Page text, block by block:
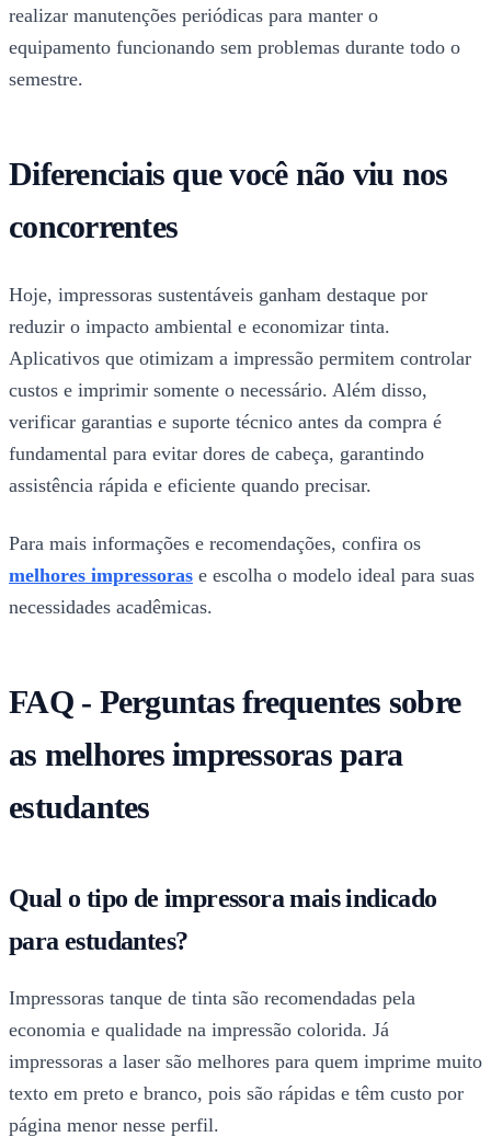
realizar manutenções periódicas para manter o
equipamento funcionando sem problemas durante todo o
semestre.
Diferenciais que você não viu nos
concorrentes
Hoje, impressoras sustentáveis ganham destaque por
reduzir o impacto ambiental e economizar tinta.
Aplicativos que otimizam a impressão permitem controlar
custos e imprimir somente o necessário. Além disso,
verificar garantias e suporte técnico antes da compra é
fundamental para evitar dores de cabeça, garantindo
assistência rápida e eficiente quando precisar.
Para mais informações e recomendações, confira os
melhores impressoras e escolha o modelo ideal para suas
necessidades acadêmicas.
FAQ - Perguntas frequentes sobre
as melhores impressoras para
estudantes
Qual o tipo de impressora mais indicado
para estudantes?
Impressoras tanque de tinta são recomendadas pela
economia e qualidade na impressão colorida. Já
impressoras a laser são melhores para quem imprime muito
texto em preto e branco, pois são rápidas e têm custo por
página menor nesse perfil.